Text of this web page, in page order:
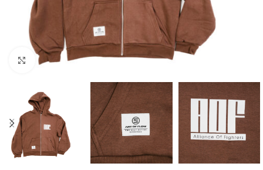
Увеличи